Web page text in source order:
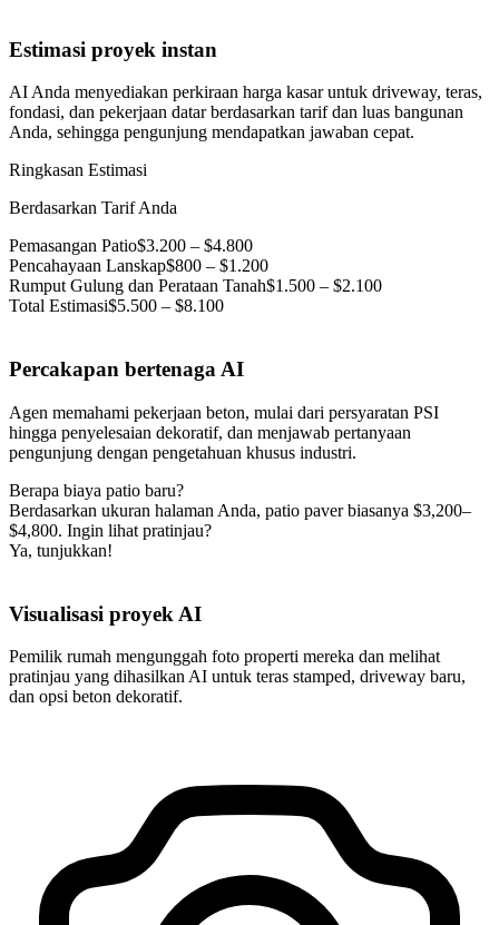
Estimasi proyek instan
AI Anda menyediakan perkiraan harga kasar untuk driveway, teras,
fondasi, dan pekerjaan datar berdasarkan tarif dan luas bangunan
Anda, sehingga pengunjung mendapatkan jawaban cepat.
Ringkasan Estimasi
Berdasarkan Tarif Anda
Pemasangan Patio$3.200 – $4.800
Pencahayaan Lanskap$800 – $1.200
Rumput Gulung dan Perataan Tanah$1.500 – $2.100
Total Estimasi$5.500 – $8.100
Percakapan bertenaga AI
Agen memahami pekerjaan beton, mulai dari persyaratan PSI
hingga penyelesaian dekoratif, dan menjawab pertanyaan
pengunjung dengan pengetahuan khusus industri.
Berapa biaya patio baru?
Berdasarkan ukuran halaman Anda, patio paver biasanya $3,200–
$4,800. Ingin lihat pratinjau?
Ya, tunjukkan!
Visualisasi proyek AI
Pemilik rumah mengunggah foto properti mereka dan melihat
pratinjau yang dihasilkan AI untuk teras stamped, driveway baru,
dan opsi beton dekoratif.